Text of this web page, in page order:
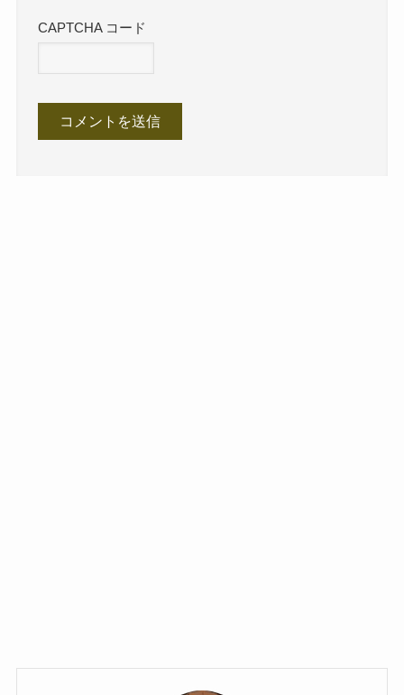
CAPTCHA コード